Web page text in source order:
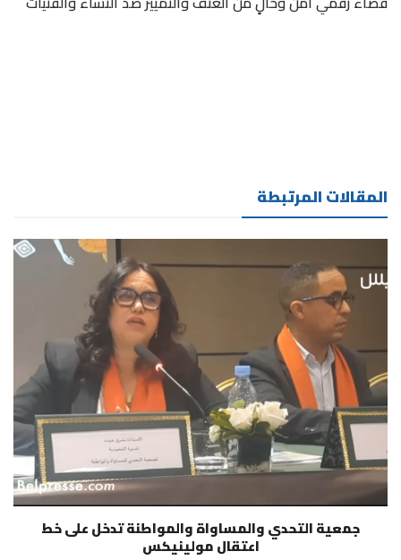
المقالات المرتبطة
جمعية التحدي والمساواة والمواطنة تدخل على خط
اعتقال مولينيكس